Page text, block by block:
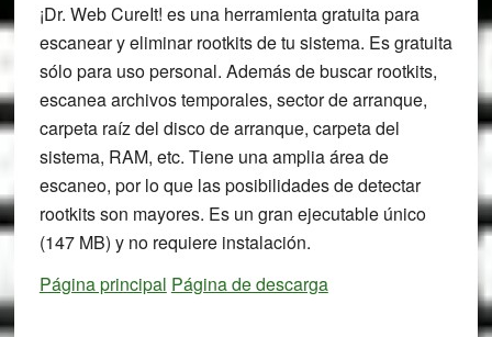
¡Dr. Web CureIt! es una herramienta gratuita para
escanear y eliminar rootkits de tu sistema. Es gratuita
sólo para uso personal. Además de buscar rootkits,
escanea archivos temporales, sector de arranque,
carpeta raíz del disco de arranque, carpeta del
sistema, RAM, etc. Tiene una amplia área de
escaneo, por lo que las posibilidades de detectar
rootkits son mayores. Es un gran ejecutable único
(147 MB) y no requiere instalación.
Página principal Página de descarga